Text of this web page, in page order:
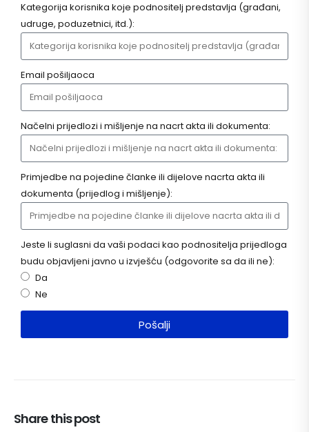
Kategorija korisnika koje podnositelj predstavlja (građani,
udruge, poduzetnici, itd.):
Email pošiljaoca
Načelni prijedlozi i mišljenje na nacrt akta ili dokumenta:
Primjedbe na pojedine članke ili dijelove nacrta akta ili
dokumenta (prijedlog i mišljenje):
Jeste li suglasni da vaši podaci kao podnositelja prijedloga
budu objavljeni javno u izvješću (odgovorite sa da ili ne):
Da
Ne
Pošalji
Share this post